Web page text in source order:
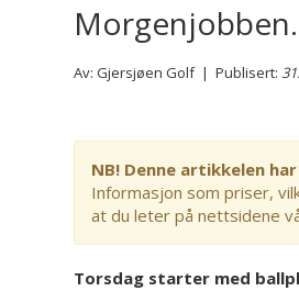
Av: Gjersjøen Golf | Publisert:
NB! Denne artikkelen
Informasjon som priser,
at du leter på nettsidene
Torsdag starter med